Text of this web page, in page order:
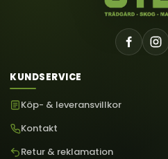
KUNDSERVICE
Köp- & leveransvillkor
Kontakt
Retur & reklamation